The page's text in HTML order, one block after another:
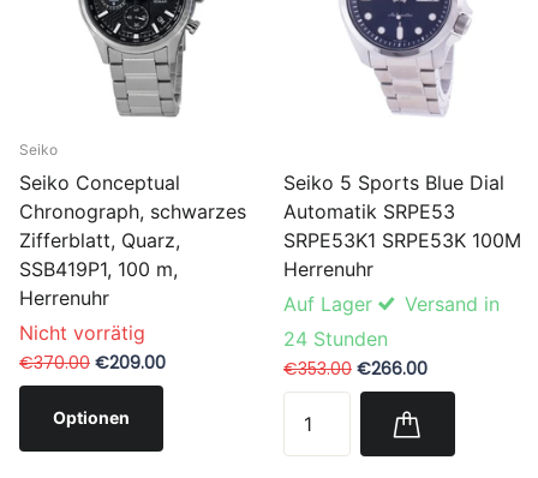
Seiko
Seiko Conceptual
Chronograph, schwarzes
Zifferblatt, Quarz,
SSB419P1, 100 m,
Herrenuhr
Nicht vorrätig
€370.00 €209.00
Optionen
Seiko 5 Sports Blue Dial
Automatik SRPE53
SRPE53K1 SRPE53K 100M
Herrenuhr
Auf Lager
Versand in
24 Stunden
€353.00 €266.00